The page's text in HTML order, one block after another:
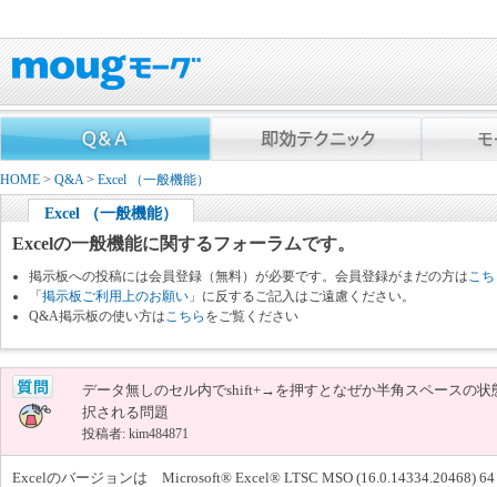
HOME > Q&A> Excel （一般機能）
Excel （一般機能）
Excelの一般機能に関するフォーラムです。
掲示板への投稿には会員登録（無料）が必要です。会員登録がまだの方は こ
「掲示板ご利用上のお願い 」に反するご記入はご遠慮ください。
Q&A掲示板の使い方は こちら をご覧ください
データ無しのセル内でshift+→を押すとなぜか半角スペースの状
択される問題
投稿者: kim484871
Excelのバージョンは Microsoft® Excel® LTSC MSO (16.0.14334.20468)